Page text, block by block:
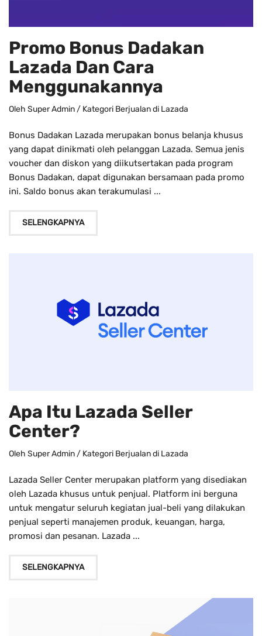
Promo Bonus Dadakan
Lazada Dan Cara
Menggunakannya
Oleh Super Admin / Kategori Berjualan di Lazada
Bonus Dadakan Lazada merupakan bonus belanja khusus
yang dapat dinikmati oleh pelanggan Lazada. Semua jenis
voucher dan diskon yang diikutsertakan pada program
Bonus Dadakan, dapat digunakan bersamaan pada promo
ini. Saldo bonus akan terakumulasi ...
SELENGKAPNYA
Apa Itu Lazada Seller
Center?
Oleh Super Admin / Kategori Berjualan di Lazada
Lazada Seller Center merupakan platform yang disediakan
oleh Lazada khusus untuk penjual. Platform ini berguna
untuk mengatur seluruh kegiatan jual-beli yang dilakukan
penjual seperti manajemen produk, keuangan, harga,
promosi dan pesanan. Lazada ...
SELENGKAPNYA